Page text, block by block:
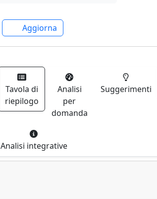
Aggiorna
Tavola di
riepilogo
Analisi
per
domanda
Suggerimenti
Analisi integrative